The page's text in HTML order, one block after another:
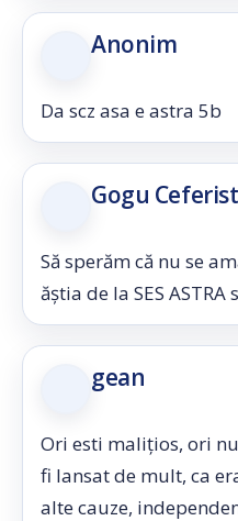
Anonim
Da scz asa e astra 5b
Gogu
Să sperăm că nu se
ăștia de la SES
gean
Ori esti malițios, ori
fi lansat de mult, ca
alte cauze,